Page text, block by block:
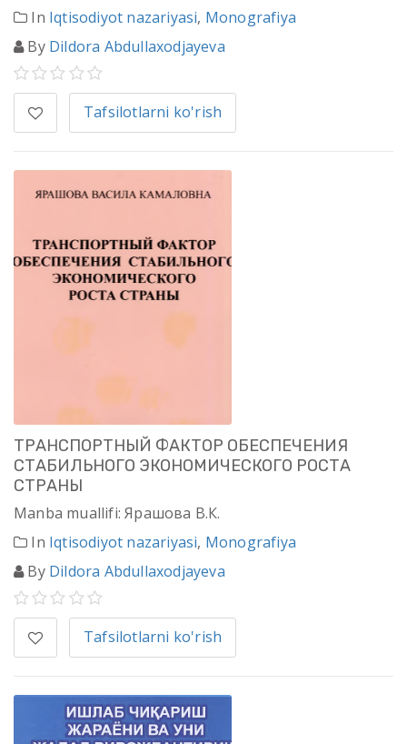
In Iqtisodiyot nazariyasi, Monografiya
By Dildora Abdullaxodjayeva
Tafsilotlarni ko'rish
ТРАНСПОРТНЫЙ ФАКТОР ОБЕСПЕЧЕНИЯ
СТАБИЛЬНОГО ЭКОНОМИЧЕСКОГО РОСТА
СТРАНЫ
Manba muallifi: Ярашова В.К.
In Iqtisodiyot nazariyasi, Monografiya
By Dildora Abdullaxodjayeva
Tafsilotlarni ko'rish